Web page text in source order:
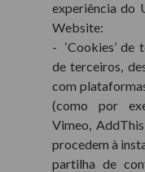
experiência do
Website:
- ‘Cookies’ de
de terceiros,
com
(como por
Vimeo,
procedem à
partilha de